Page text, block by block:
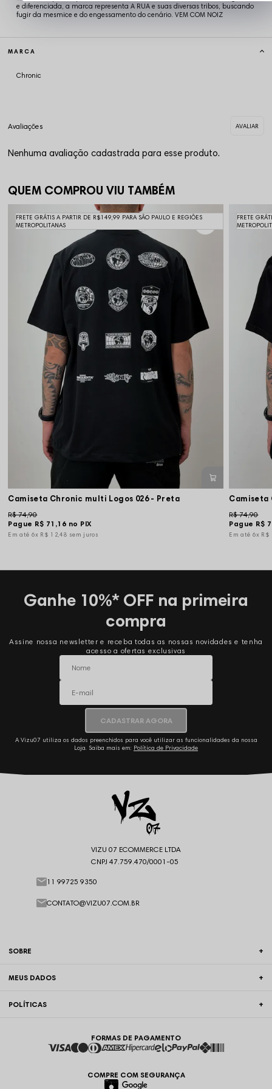
e diferenciada, a marca representa A RUA e suas diversas tribos, buscando
fugir da mesmice e do engessamento do cenário. VEM COM NOIZ
MARCA
Chronic
Nenhuma avaliação cadastrada para esse produto.
QUEM COMPROU VIU TAMBÉM
FRETE GRÁTIS A PARTIR DE R$149,99 PARA SÃO PAULO E REGIÕES
METROPOLITANAS
Camiseta Chronic multi Logos 026 - Preta
Pague R$ 71,16 no PIX
R$ 74,90
6x R$ 12,48 sem juros
FRETE
Camiseta
Pague R$
R$ 74,90
6x R$
Ganhe 10%* OFF na primeira
compra
Assine nossa newsletter e receba todas as nossas novidades e tenha
acesso a ofertas exclusivas
CADASTRAR AGORA
A Vizu07 utiliza os dados preenchidos para você utilizar as funcionalidades da nossa
Loja. Saiba mais em: Política de Privacidade
SOBRE
MEUS DADOS
POLÍTICAS
VIZU 07 ECOMMERCE LTDA
CNPJ 47.759.470/0001-05
11 99725 9350
CONTATO@VIZU07.COM.BR
FORMAS DE PAGAMENTO
COMPRE COM SEGURANÇA